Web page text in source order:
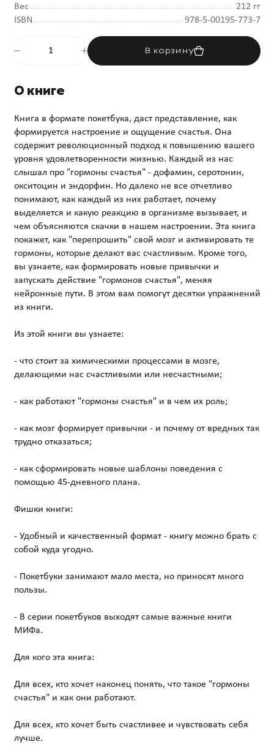
Вес
212 гг
ISBN
978-5-00195-773-7
В корзину
О книге
Книга в формате покетбука, даст представление, как
формируется настроение и ощущение счастья. Она
содержит революционный подход к повышению вашего
уровня удовлетворенности жизнью. Каждый из нас
слышал про "гормоны счастья" - дофамин, серотонин,
окситоцин и эндорфин. Но далеко не все отчетливо
понимают, как каждый из них работает, почему
выделяется и какую реакцию в организме вызывает, и
чем объясняются скачки в нашем настроении. Эта книга
покажет, как "перепрошить" свой мозг и активировать те
гормоны, которые делают вас счастливым. Кроме того,
вы узнаете, как формировать новые привычки и
запускать действие "гормонов счастья", меняя
нейронные пути. В этом вам помогут десятки упражнений
из книги.
Из этой книги вы узнаете:
- что стоит за химическими процессами в мозге,
делающими нас счастливыми или несчастными;
- как работают "гормоны счастья" и в чем их роль;
- как мозг формирует привычки - и почему от вредных так
трудно отказаться;
- как сформировать новые шаблоны поведения с
помощью 45-дневного плана.
Фишки книги:
- Удобный и качественный формат - книгу можно брать с
собой куда угодно.
- Покетбуки занимают мало места, но приносят много
пользы.
- В серии покетбуков выходят самые важные книги
МИФа.
Для кого эта книга:
Для всех, кто хочет наконец понять, что такое "гормоны
счастья" и как они работают.
Для всех, кто хочет быть счастливее и чувствовать себя